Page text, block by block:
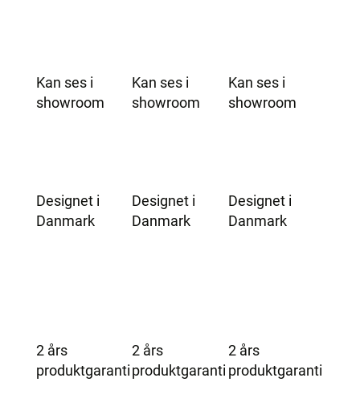
Kan ses i
showroom
Designet i
Danmark
2 års
produktgaranti
Kan ses i
showroom
Designet i
Danmark
2 års
produktgaranti
Kan ses i
showroom
Designet i
Danmark
2 års
produktgaranti